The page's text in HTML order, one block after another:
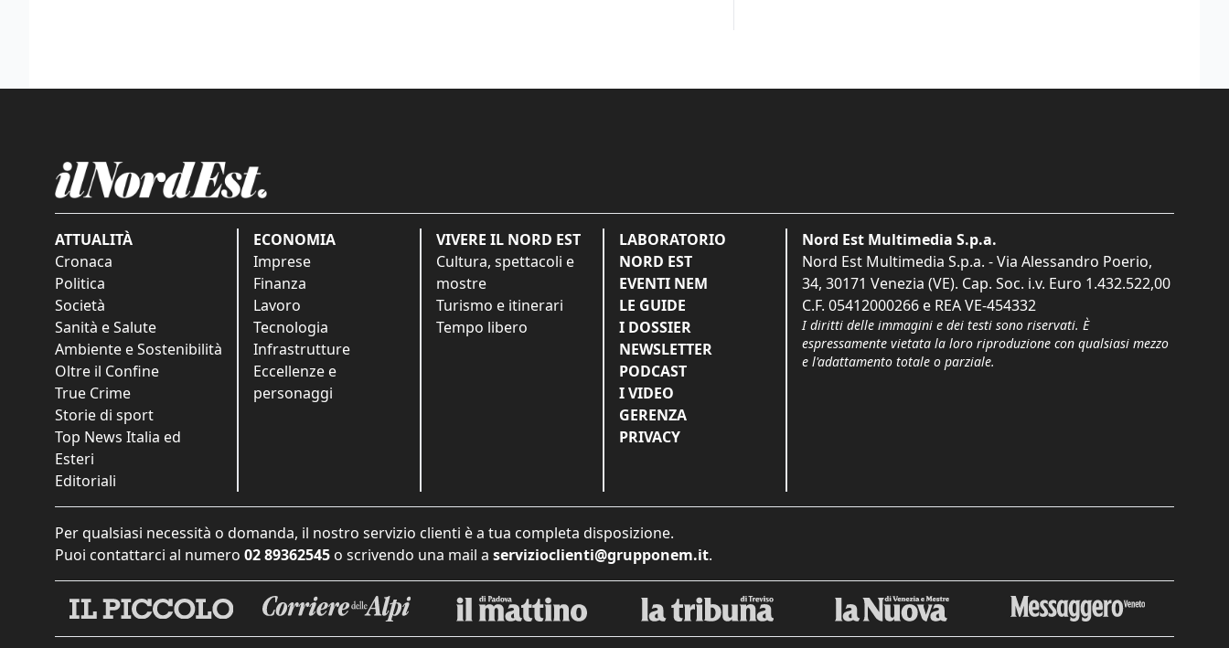
ATTUALITÀ
Cronaca
Politica
Società
Sanità e Salute
Ambiente e Sostenibilità
Oltre il Confine
True Crime
Storie di sport
Top News Italia ed
Esteri
Editoriali
ECONOMIA
Imprese
Finanza
Lavoro
Tecnologia
Infrastrutture
Eccellenze e
personaggi
VIVERE IL NORD EST
Cultura, spettacoli e
mostre
Turismo e itinerari
Tempo libero
LABORATORIO
NORD EST
EVENTI NEM
LE GUIDE
I DOSSIER
NEWSLETTER
PODCAST
I VIDEO
GERENZA
PRIVACY
Nord Est Multimedia S.p.a.
Nord Est Multimedia S.p.a. - Via Alessandro Poerio,
34, 30171 Venezia (VE). Cap. Soc. i.v. Euro 1.432.522,00
C.F. 05412000266 e REA VE-454332
I diritti delle immagini e dei testi sono riservati. È
espressamente vietata la loro riproduzione con qualsiasi mezzo
e l'adattamento totale o parziale.
Per qualsiasi necessità o domanda, il nostro servizio clienti è a tua completa disposizione.
Puoi contattarci al numero 02 89362545 o scrivendo una mail a servizioclienti@grupponem.it.